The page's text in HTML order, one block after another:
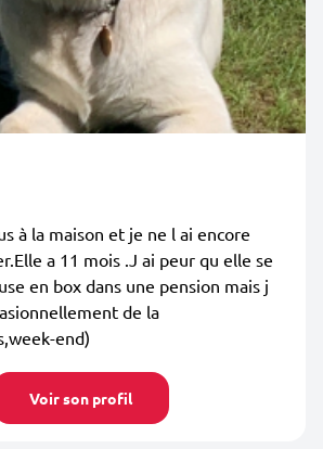
à la maison et je ne l ai encore
a 11 mois .J ai peur qu elle se
en box dans une pension mais j
de la
end)
Voir son profil